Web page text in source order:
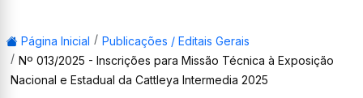
Página Inicial
Publicações / Editais Gerais
Nº 013/2025 - Inscrições para Missão Técnica à Exposição
Nacional e Estadual da Cattleya Intermedia 2025